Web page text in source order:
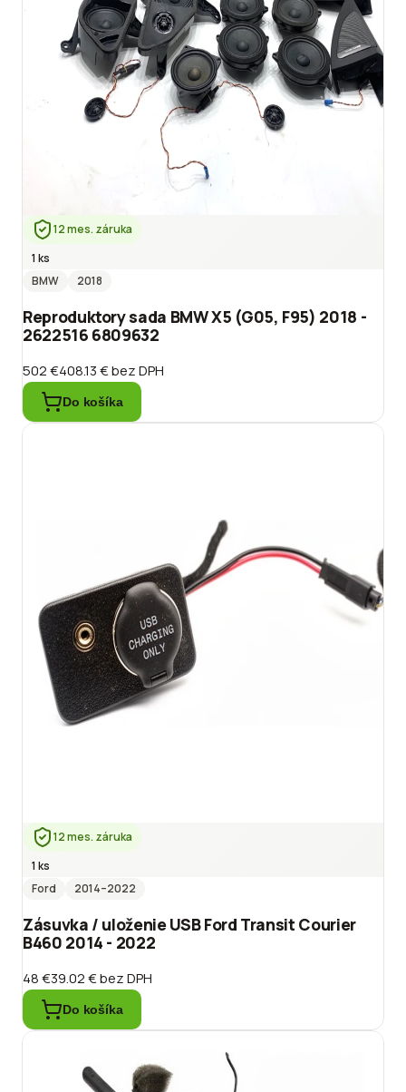
12 mes. záruka
1 ks
BMW
2018
Reproduktory sada BMW X5 (G05, F95) 2018 -
2622516 6809632
502 €408.13 €bez DPH
Do košíka
12 mes. záruka
1 ks
Ford
2014–2022
Zásuvka / uloženie USB Ford Transit Courier
B460 2014 - 2022
48 €39.02 €bez DPH
Do košíka